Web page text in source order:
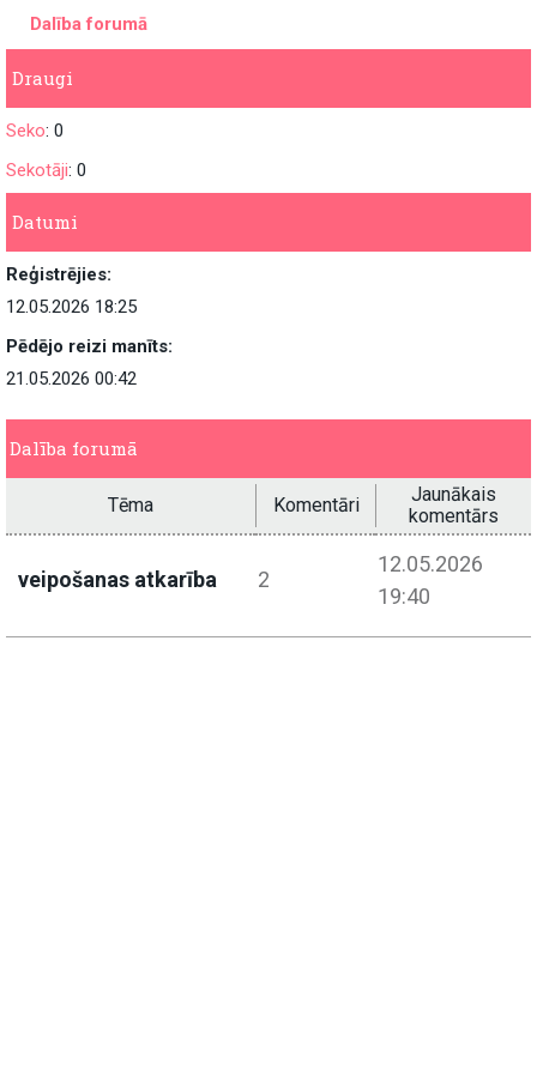
Dalība forumā
Draugi
Seko: 0
Sekotāji: 0
Datumi
Reģistrējies:
12.05.2026 18:25
Pēdējo reizi manīts:
21.05.2026 00:42
Dalība forumā
Tēma Komentāri
Jaunākais
komentārs
veipošanas atkarība 2
12.05.2026
19:40